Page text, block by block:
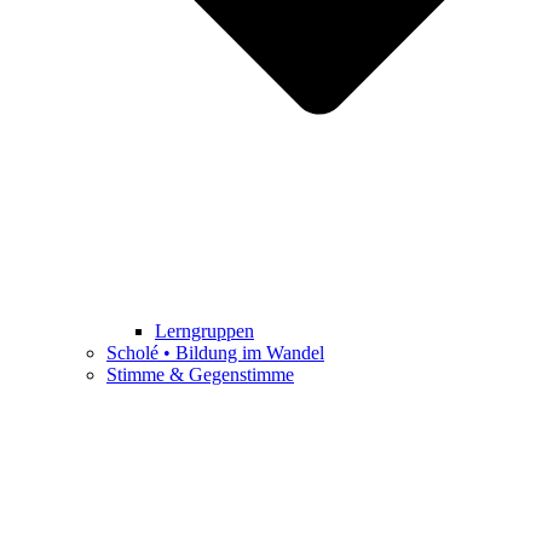
Lerngruppen
Scholé • Bildung im Wandel
Stimme & Gegenstimme